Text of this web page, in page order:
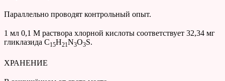
Параллельно проводят контрольный опыт.
1 мл 0,1 М раствора хлорной кислоты соответствует 32,34 мг
гликлазида C15H21N3O3S.
ХРАНЕНИЕ